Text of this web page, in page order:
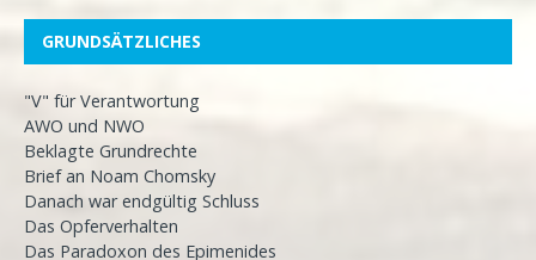
GRUNDSÄTZLICHES
"V" für Verantwortung
AWO und NWO
Beklagte Grundrechte
Brief an Noam Chomsky
Danach war endgültig Schluss
Das Opferverhalten
Das Paradoxon des Epimenides